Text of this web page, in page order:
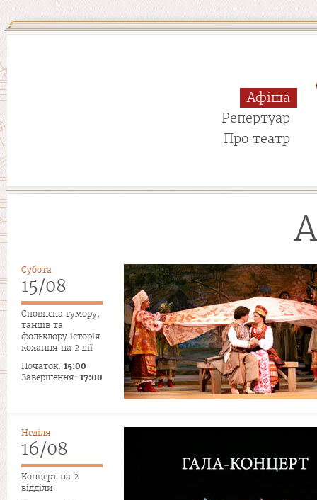
Афіша
Репертуар
Про театр
Субота
15/08
Сповнена гумору,
танців та
фольклору історія
кохання на 2 дії
Початок: 15:00
Завершення: 17:00
Неділя
16/08
Концерт на 2
відділи
Сторінки